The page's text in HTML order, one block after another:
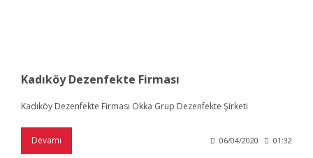
Kadıköy Dezenfekte Firması
Kadıköy Dezenfekte Firması Okka Grup Dezenfekte Şirketi
Devamı 06/04/2020 01:32